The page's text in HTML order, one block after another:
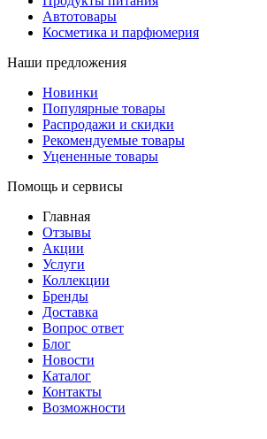
Автотовары
Косметика и парфюмерия
Наши предложения
Новинки
Популярные товары
Распродажи и скидки
Рекомендуемые товары
Уцененные товары
Помощь и сервисы
Главная
Отзывы
Акции
Услуги
Коллекции
Бренды
Доставка
Вопрос ответ
Блог
Новости
Каталог
Контакты
Возможности